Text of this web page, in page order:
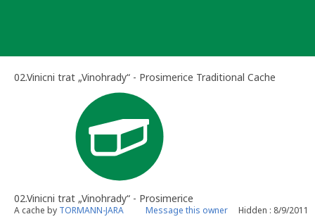
02.Vinicni trat „Vinohrady“ - Prosimerice Traditional Cache
02.Vinicni trat „Vinohrady“ - Prosimerice
A cache by TORMANN-JARA Message this owner Hidden : 8/9/2011